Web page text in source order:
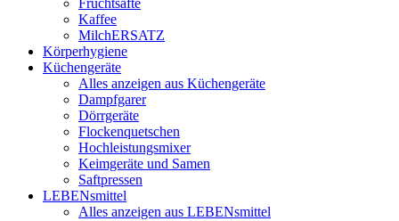
Kaffee
MilchERSATZ
Körperhygiene
Küchengeräte
Alles anzeigen aus Küchengeräte
Dampfgarer
Dörrgeräte
Flockenquetschen
Hochleistungsmixer
Keimgeräte und Samen
Saftpressen
LEBENsmittel
Alles anzeigen aus LEBENsmittel